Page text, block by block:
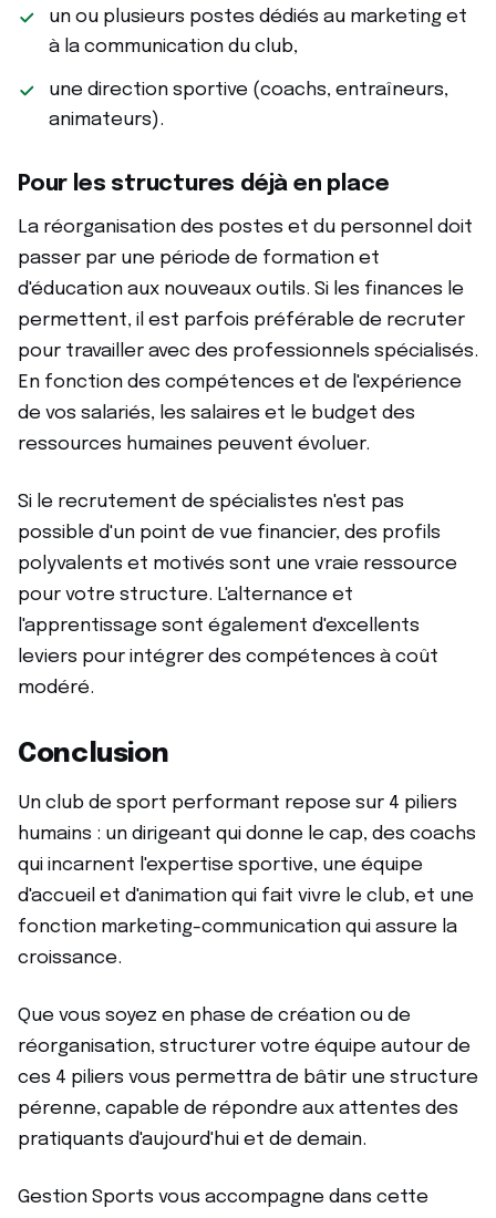
un ou plusieurs postes dédiés au marketing et
à la communication du club,
une direction sportive (coachs, entraîneurs,
animateurs).
Pour les structures déjà en place
La réorganisation des postes et du personnel doit
passer par une période de formation et
d'éducation aux nouveaux outils. Si les finances le
permettent, il est parfois préférable de recruter
pour travailler avec des professionnels spécialisés.
En fonction des compétences et de l'expérience
de vos salariés, les salaires et le budget des
ressources humaines peuvent évoluer.
Si le recrutement de spécialistes n'est pas
possible d'un point de vue financier, des profils
polyvalents et motivés sont une vraie ressource
pour votre structure. L'alternance et
l'apprentissage sont également d'excellents
leviers pour intégrer des compétences à coût
modéré.
Conclusion
Un club de sport performant repose sur 4 piliers
humains : un dirigeant qui donne le cap, des coachs
qui incarnent l'expertise sportive, une équipe
d'accueil et d'animation qui fait vivre le club, et une
fonction marketing-communication qui assure la
croissance.
Que vous soyez en phase de création ou de
réorganisation, structurer votre équipe autour de
ces 4 piliers vous permettra de bâtir une structure
pérenne, capable de répondre aux attentes des
pratiquants d'aujourd'hui et de demain.
Gestion Sports vous accompagne dans cette